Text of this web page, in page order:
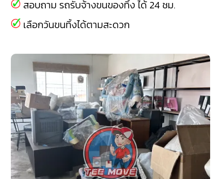
สอบถาม รถรับจ้างขนของทิ้ง ได้ 24 ชม.
เลือกวันขนทิ้งได้ตามสะดวก